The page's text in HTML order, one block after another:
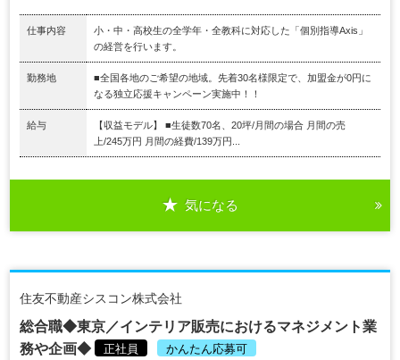
仕事内容
小・中・高校生の全学年・全教科に対応した「個別指導Axis」
の経営を行います。
勤務地
■全国各地のご希望の地域。先着30名様限定で、加盟金が0円に
なる独立応援キャンペーン実施中！！
給与
【収益モデル】 ■生徒数70名、20坪/月間の場合 月間の売
上/245万円 月間の経費/139万円...
気になる
住友不動産シスコン株式会社
総合職◆東京／インテリア販売におけるマネジメント業
務や企画◆
正社員 かんたん応募可